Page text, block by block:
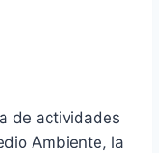
de actividades
Ambiente, la